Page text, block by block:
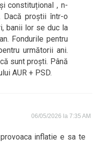
constituțional , n-
Dacă proștii într-o
banii lor se duc la
Fondurile pentru
următorii ani.
sunt proști. Până
AUR + PSD.
06/05/2026 la 7:35 AM
inflatie e sa te